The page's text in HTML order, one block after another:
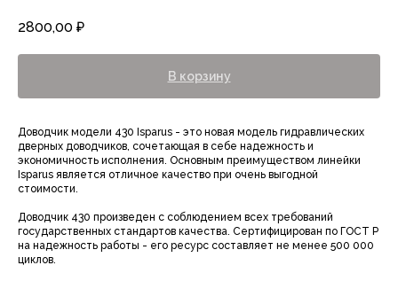
2800,00 ₽
В корзину
Доводчик модели 430 Isparus - это новая модель гидравлических
дверных доводчиков, сочетающая в себе надежность и
экономичность исполнения. Основным преимуществом линейки
Isparus является отличное качество при очень выгодной
стоимости.
Доводчик 430 произведен с соблюдением всех требований
государственных стандартов качества. Сертифицирован по ГОСТ Р
на надежность работы - его ресурс составляет не менее 500 000
циклов.